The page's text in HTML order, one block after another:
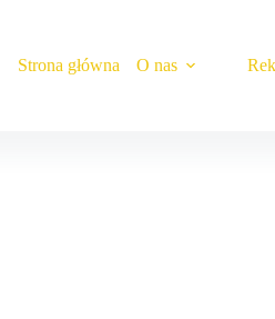
Strona główna O nas